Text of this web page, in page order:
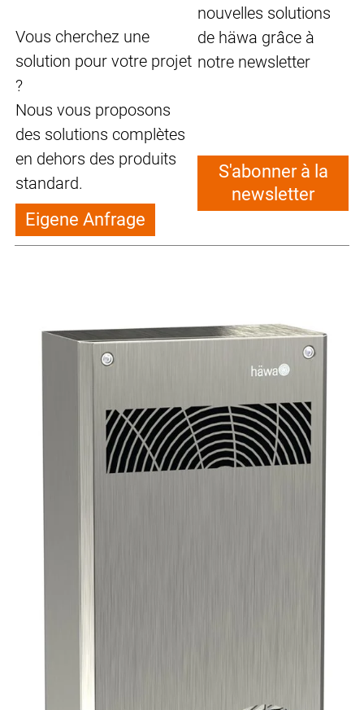
Vous cherchez une
solution pour votre projet
?
Nous vous proposons
des solutions complètes
en dehors des produits
standard.
Eigene Anfrage
nouvelles solutions
de häwa grâce à
notre newsletter
S'abonner à la
newsletter